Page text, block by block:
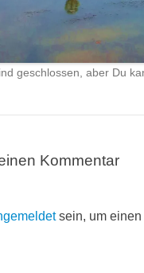
geschlossen, aber Du
Kommentar
sein, um einen